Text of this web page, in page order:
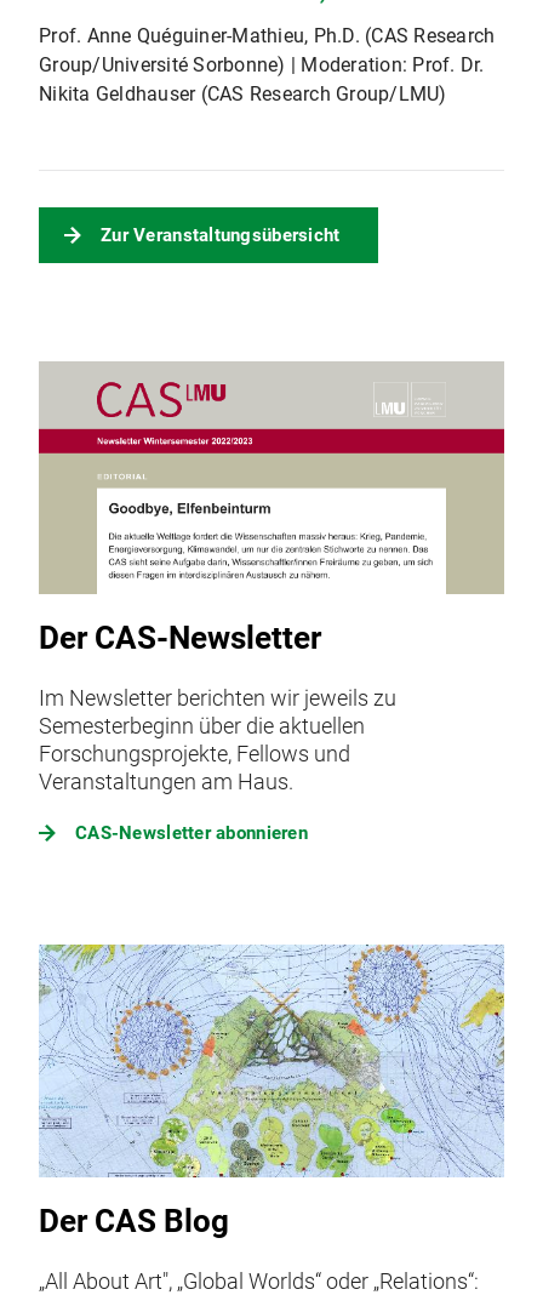
Prof. Anne Quéguiner-Mathieu, Ph.D. (CAS Research
Group/Université Sorbonne) | Moderation: Prof. Dr.
Nikita Geldhauser (CAS Research Group/LMU)
Zur Veranstaltungsübersicht
Der CAS-Newsletter
Im Newsletter berichten wir jeweils zu
Semesterbeginn über die aktuellen
Forschungsprojekte, Fellows und
Veranstaltungen am Haus.
CAS-Newsletter abonnieren
Der CAS Blog
„All About Art", „Global Worlds“ oder „Relations“: